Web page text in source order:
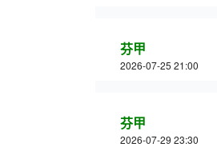
芬甲
2026-07-25 21:00
芬甲
2026-07-29 23:30